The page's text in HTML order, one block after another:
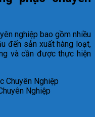
nghiệp bao gồm nhiều
đến sản xuất hàng loạt,
và cần được thực hiện
Nghiệp